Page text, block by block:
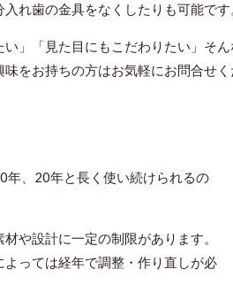
れ歯の金具をなくしたりも可能です
」「見た目にもこだわりたい」そ
をお持ちの方はお気軽にお問合せく
年、20年と長く使い続けられるの
や設計に一定の制限があります。
っては経年で調整・作り直しが必